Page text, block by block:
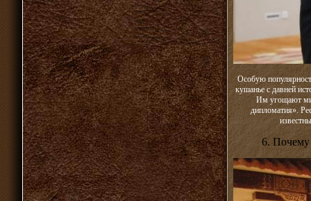
Особую
кушанье с давней
Им угощают
дипломатия».
6. Почему